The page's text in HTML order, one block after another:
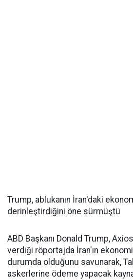
Trump, ablukanın İran'daki
derinleştirdiğini öne sürmüştü
ABD Başkanı Donald Trump,
verdiği röportajda İran'ın
durumda olduğunu savunarak,
askerlerine ödeme yapacak